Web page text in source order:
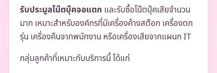
รับประมูลโน๊ตบุ๊คจอแตก และรับซื้อโน๊ตบุ๊คเสียจำนวน
มาก เหมาะสำหรับองค์กรที่มีเครื่องค้างสต๊อก เครื่องตก
รุ่น เครื่องคืนจากพนักงาน หรือเครื่องเสียจากแผนก IT
กลุ่มลูกค้าที่เหมาะกับบริการนี้ ได้แก่